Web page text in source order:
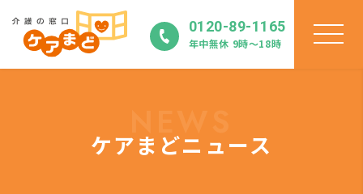
0120-89-1165
年中無休 9時〜18時
ケアまどニュース